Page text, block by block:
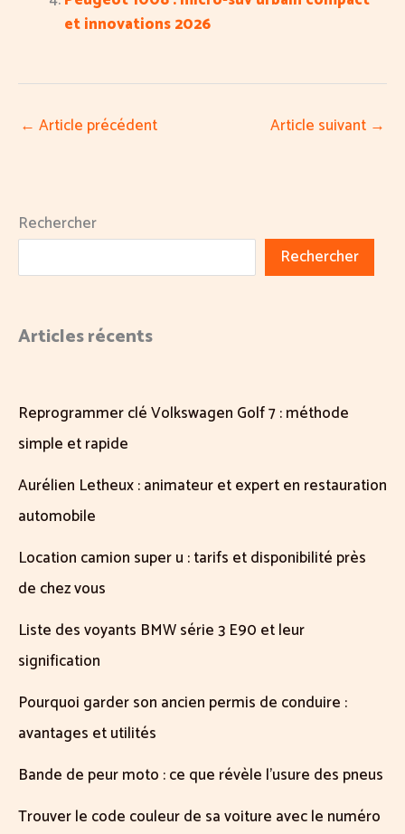
et innovations 2026
← Article précédent Article suivant →
Rechercher
Rechercher
Articles récents
Reprogrammer clé Volkswagen Golf 7 : méthode
simple et rapide
Aurélien Letheux : animateur et expert en restauration
automobile
Location camion super u : tarifs et disponibilité près
de chez vous
Liste des voyants BMW série 3 E90 et leur
signification
Pourquoi garder son ancien permis de conduire :
avantages et utilités
Bande de peur moto : ce que révèle l’usure des pneus
Trouver le code couleur de sa voiture avec le numéro